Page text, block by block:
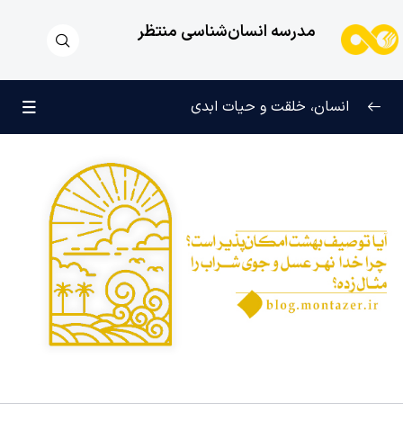
مدرسه انسان‌شناسی منتظر
0/5
چرا آفریده شده‌ایم؟ 0/4
راز شادی و آرامش پایدار 0/13
0/13
بلوغ کودک عزیز روان 0/8
انسان، خلقت و حیات ابدی